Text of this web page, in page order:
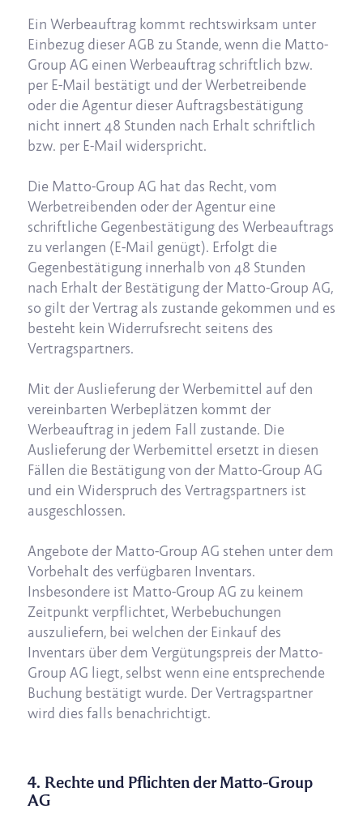
Ein Werbeauftrag kommt rechtswirksam unter
Einbezug dieser AGB zu Stande, wenn die Matto-
Group AG einen Werbeauftrag schriftlich bzw.
per E-Mail bestätigt und der Werbetreibende
oder die Agentur dieser Auftragsbestätigung
nicht innert 48 Stunden nach Erhalt schriftlich
bzw. per E-Mail widerspricht.
Die Matto-Group AG hat das Recht, vom
Werbetreibenden oder der Agentur eine
schriftliche Gegenbestätigung des Werbeauftrags
zu verlangen (E-Mail genügt). Erfolgt die
Gegenbestätigung innerhalb von 48 Stunden
nach Erhalt der Bestätigung der Matto-Group AG,
so gilt der Vertrag als zustande gekommen und es
besteht kein Widerrufsrecht seitens des
Vertragspartners.
Mit der Auslieferung der Werbemittel auf den
vereinbarten Werbeplätzen kommt der
Werbeauftrag in jedem Fall zustande. Die
Auslieferung der Werbemittel ersetzt in diesen
Fällen die Bestätigung von der Matto-Group AG
und ein Widerspruch des Vertragspartners ist
ausgeschlossen.
Angebote der Matto-Group AG stehen unter dem
Vorbehalt des verfügbaren Inventars.
Insbesondere ist Matto-Group AG zu keinem
Zeitpunkt verpflichtet, Werbebuchungen
auszuliefern, bei welchen der Einkauf des
Inventars über dem Vergütungspreis der Matto-
Group AG liegt, selbst wenn eine entsprechende
Buchung bestätigt wurde. Der Vertragspartner
wird dies falls benachrichtigt.
4. Rechte und Pflichten der Matto-Group
AG